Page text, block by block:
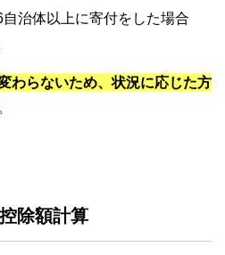
治体以上に寄付をした場合
わらないため、状況に応じた方
。
除額計算